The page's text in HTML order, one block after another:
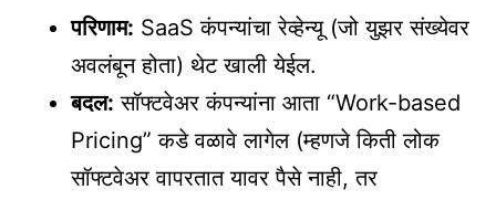
परिणाम: SaaS कंपन्यांचा रेव्हेन्यू (जो युझर संख्येवर
अवलंबून होता) थेट खाली येईल.
बदल: सॉफ्टवेअर कंपन्यांना आता “Work-based
Pricing” कडे वळावे लागेल (म्हणजे किती लोक
सॉफ्टवेअर वापरतात यावर पैसे नाही, तर